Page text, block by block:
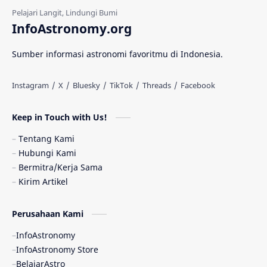
Gerhana Matahari
Quasar
Ulasan
Gelombang Gravitasi
Kerdil Putih
InfoAstronomy.org
Sumber informasi astronomi favoritmu di Indonesia.
Keep in Touch with Us!
Tentang Kami
Hubungi Kami
Bermitra/Kerja Sama
Kirim Artikel
Perusahaan Kami
InfoAstronomy
InfoAstronomy Store
BelajarAstro